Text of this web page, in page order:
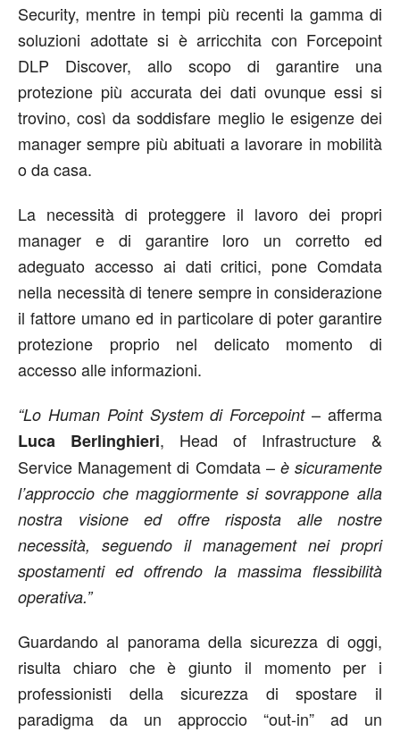
Security, mentre in tempi più recenti la gamma di
soluzioni adottate si è arricchita con Forcepoint
DLP Discover, allo scopo di garantire una
protezione più accurata dei dati ovunque essi si
trovino, così da soddisfare meglio le esigenze dei
manager sempre più abituati a lavorare in mobilità
o da casa.
La necessità di proteggere il lavoro dei propri
manager e di garantire loro un corretto ed
adeguato accesso ai dati critici, pone Comdata
nella necessità di tenere sempre in considerazione
il fattore umano ed in particolare di poter garantire
protezione proprio nel delicato momento di
accesso alle informazioni.
“Lo Human Point System di Forcepoint– afferma
Luca Berlinghieri, Head of Infrastructure &
Service Management di Comdata – è sicuramente
l’approccio che maggiormente si sovrappone alla
nostra visione ed offre risposta alle nostre
necessità, seguendo il management nei propri
spostamenti ed offrendo la massima flessibilità
operativa.”
Guardando al panorama della sicurezza di oggi,
risulta chiaro che è giunto il momento per i
professionisti della sicurezza di spostare il
paradigma da un approccio “out-in” ad un